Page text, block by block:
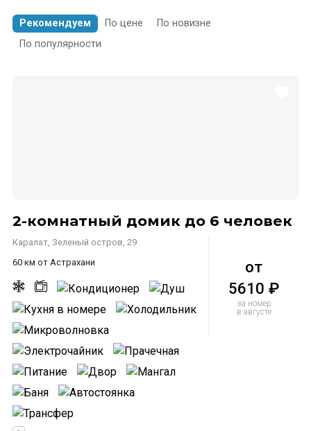
Рекомендуем По цене
По новизне
По популярности
2-комнатный домик до 6 человек
Каралат, Зеленый остров, 29
60 км от Астрахани
от
5610 ₽
за номер
в августе